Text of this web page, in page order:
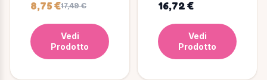
8,75 €17,49 €
Vedi
Prodotto
16,72 €
Vedi
Prodotto